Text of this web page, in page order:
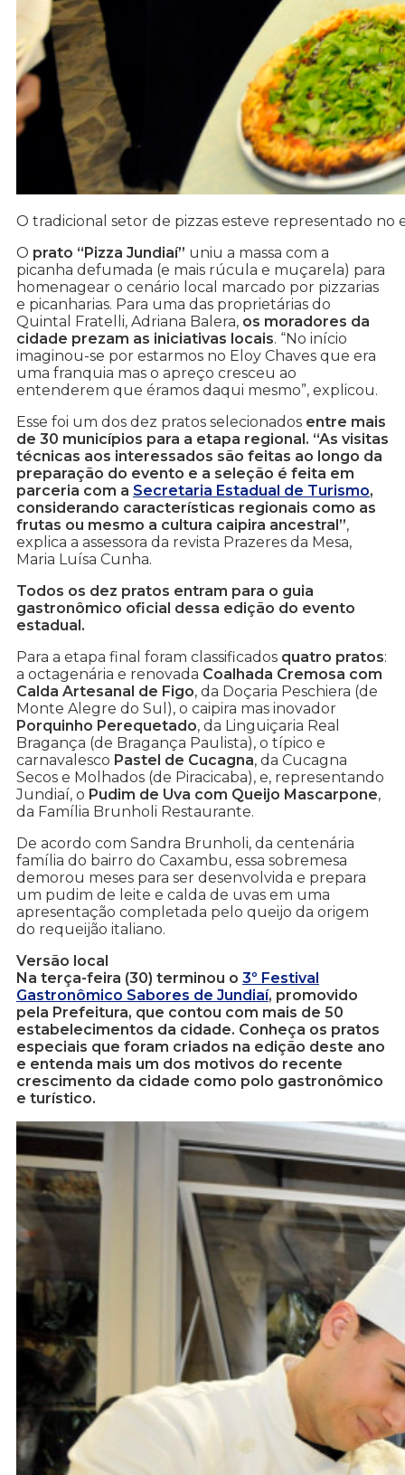
O tradicional setor de pizzas esteve representado no
O prato “Pizza Jundiaí” uniu a massa com a
picanha defumada (e mais rúcula e muçarela) para
homenagear o cenário local marcado por pizzarias
e picanharias. Para uma das proprietárias do
Quintal Fratelli, Adriana Balera, os moradores da
cidade prezam as iniciativas locais. “No início
imaginou-se por estarmos no Eloy Chaves que era
uma franquia mas o apreço cresceu ao
entenderem que éramos daqui mesmo”, explicou.
Esse foi um dos dez pratos selecionados entre mais
de 30 municípios para a etapa regional. “As visitas
técnicas aos interessados são feitas ao longo da
preparação do evento e a seleção é feita em
parceria com a Secretaria Estadual de Turismo,
considerando características regionais como as
frutas ou mesmo a cultura caipira ancestral”,
explica a assessora da revista Prazeres da Mesa,
Maria Luísa Cunha.
Todos os dez pratos entram para o guia
gastronômico oficial dessa edição do evento
estadual.
Para a etapa final foram classificados quatro pratos:
a octagenária e renovada Coalhada Cremosa com
Calda Artesanal de Figo, da Doçaria Peschiera (de
Monte Alegre do Sul), o caipira mas inovador
Porquinho Perequetado, da Linguiçaria Real
Bragança (de Bragança Paulista), o típico e
carnavalesco Pastel de Cucagna, da Cucagna
Secos e Molhados (de Piracicaba), e, representando
Jundiaí, o Pudim de Uva com Queijo Mascarpone,
da Família Brunholi Restaurante.
De acordo com Sandra Brunholi, da centenária
família do bairro do Caxambu, essa sobremesa
demorou meses para ser desenvolvida e prepara
um pudim de leite e calda de uvas em uma
apresentação completada pelo queijo da origem
do requeijão italiano.
Versão local
Na terça-feira (30) terminou o 3º Festival
Gastronômico Sabores de Jundiaí, promovido
pela Prefeitura, que contou com mais de 50
estabelecimentos da cidade. Conheça os pratos
especiais que foram criados na edição deste ano
e entenda mais um dos motivos do recente
crescimento da cidade como polo gastronômico
e turístico.